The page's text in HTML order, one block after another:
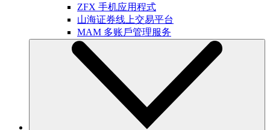
ZFX 手机应用程式
山海证券线上交易平台
MAM 多账戶管理服务